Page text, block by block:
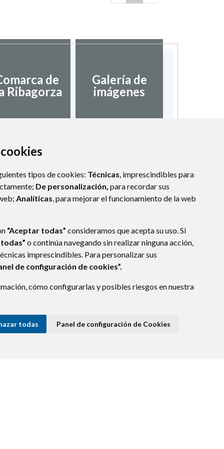
tipos de cookies: Técnicas, imprescindibles para
De personalización, para recordar sus
Analíticas, para mejorar el funcionamiento de la web
“Aceptar todas” consideramos que acepta su uso. Si
o continúa navegando sin realizar ninguna acción,
imprescindibles. Para personalizar sus
de configuración de cookies”.
cómo configurarlas y posibles riesgos en nuestra
todas Panel de configuración de Cookies
de
Ribagorza
Galería de
imágenes